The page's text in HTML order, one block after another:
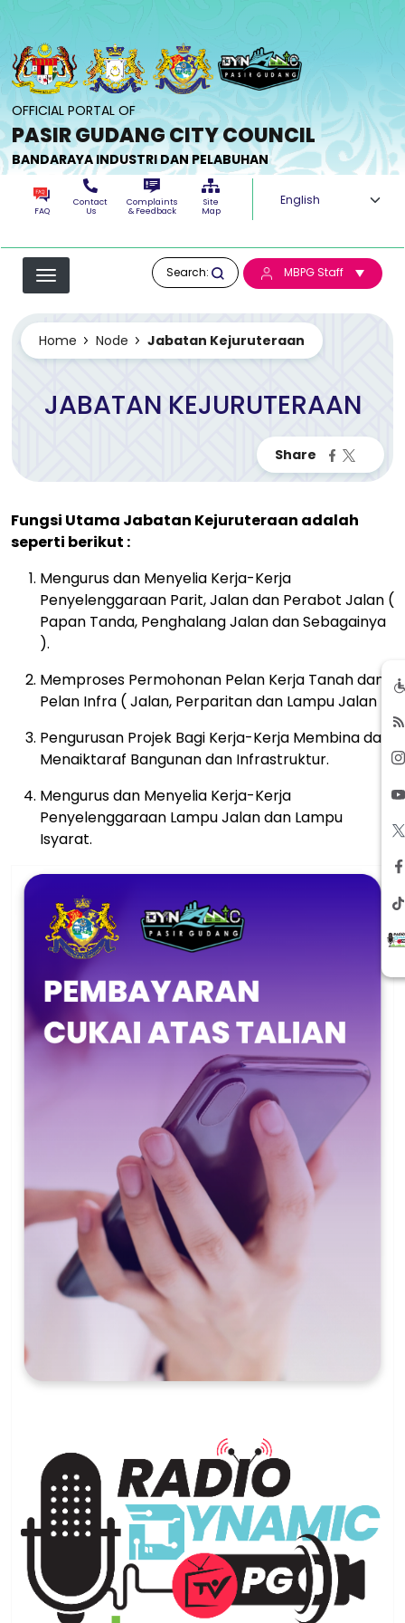
OFFICIAL PORTAL OF
PASIR GUDANG CITY COUNCIL
BANDARAYA INDUSTRI DAN PELABUHAN
FAQ
Contact
Us
Complaints
& Feedback
Site
Map
Select your
Search: MBPG Staff
Home Node Jabatan Kejuruteraan
JABATAN KEJURUTERAAN
Fungsi Utama Jabatan Kejuruteraan adalah
seperti berikut :
Mengurus dan Menyelia Kerja-Kerja
Penyelenggaraan Parit, Jalan dan Perabot Jalan (
Papan Tanda, Penghalang Jalan dan Sebagainya
).
Memproses Permohonan Pelan Kerja Tanah dan
Pelan Infra ( Jalan, Perparitan dan Lampu Jalan ).
Pengurusan Projek Bagi Kerja-Kerja Membina dan
Menaiktaraf Bangunan dan Infrastruktur.
Mengurus dan Menyelia Kerja-Kerja
Penyelenggaraan Lampu Jalan dan Lampu
Isyarat.